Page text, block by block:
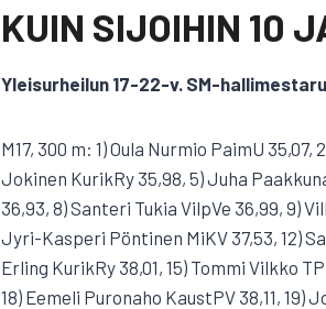
KUIN SIJOIHIN 10
Yleisurheilun 17-22-v. SM-
M17, 300 m: 1) Oula Nurmio PaimU
Jokinen KurikRy 35,98, 5) Juha
36,93, 8) Santeri Tukia VilpVe 36,99, 9)
Jyri-Kasperi Pöntinen MiKV 37,53, 12)
Erling KurikRy 38,01, 15) Tommi Vilkko
18) Eemeli Puronaho KaustPV 38,11,